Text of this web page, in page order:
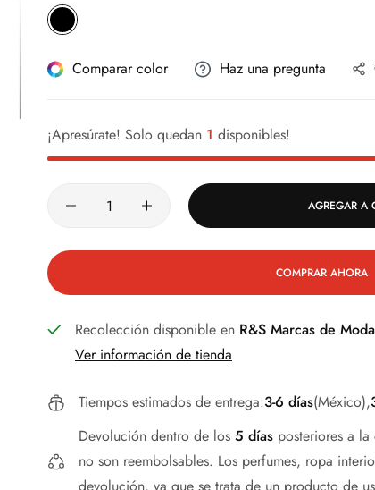
Comparar color Haz una pregunta
¡Apresúrate! Solo quedan 1 disponibles!
AGREGAR A
COMPRAR AHORA
Recolección disponible en R&S Marcas de
Ver información de tienda
Tiempos estimados de entrega:3-6 días(México),
Devolución dentro de los 5 días posteriores a
no son reembolsables. Los perfumes, ropa